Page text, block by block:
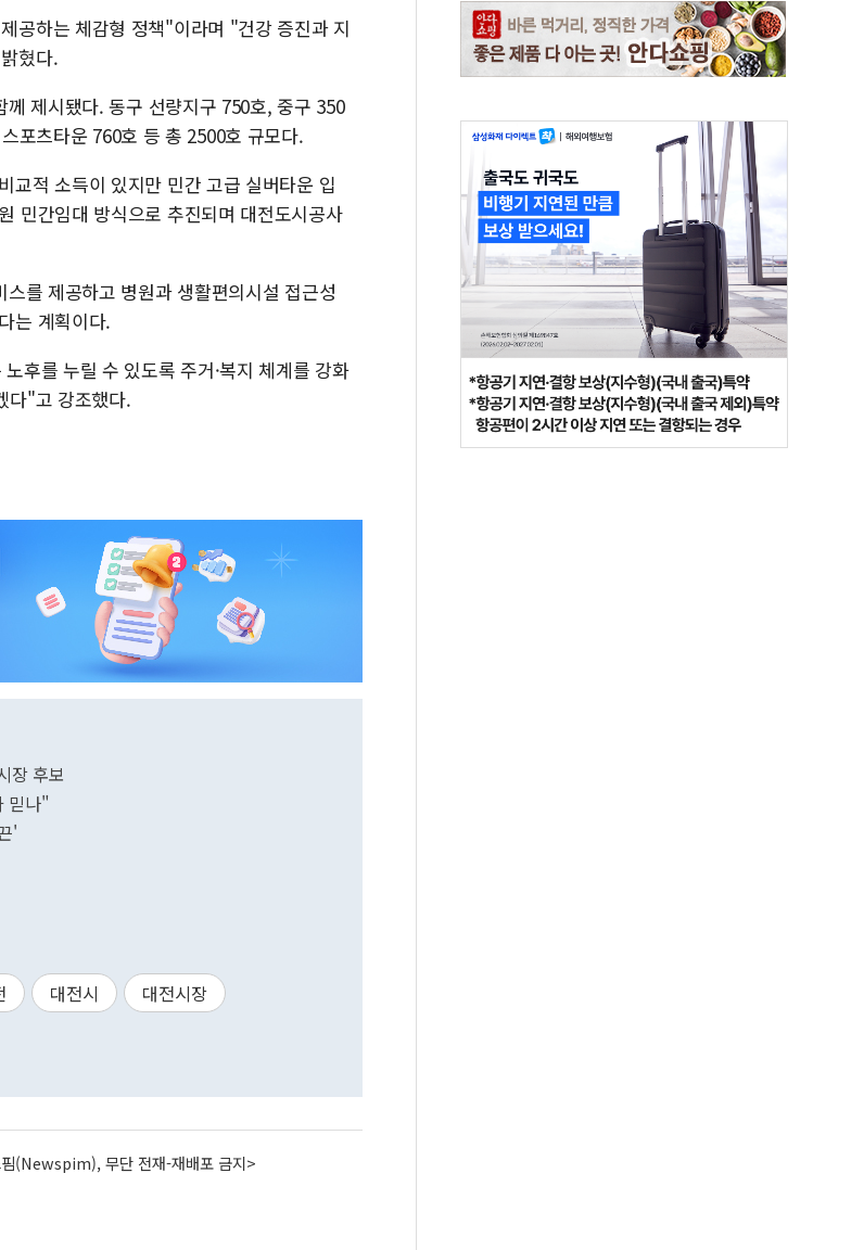
공하는 체감형 정책"이라며 "건강 증진과 지
혔다.
제시됐다. 동구 선량지구 750호, 중구 350
포츠타운 760호 등 총 2500호 규모다.
교적 소득이 있지만 민간 고급 실버타운 입
민간임대 방식으로 추진되며 대전도시공사
를 제공하고 병원과 생활편의시설 접근성
는 계획이다.
후를 누릴 수 있도록 주거·복지 체계를 강화
다"고 강조했다.
장 후보
믿나"
'
대전시
대전시장
(Newspim), 무단 전재-재배포 금지>